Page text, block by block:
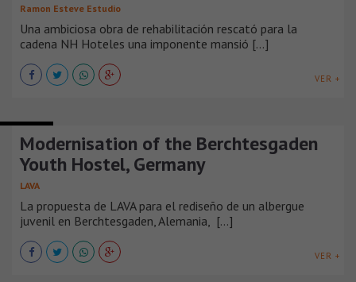
Ramon Esteve Estudio
Una ambiciosa obra de rehabilitación rescató para la
cadena NH Hoteles una imponente mansió [...]
VER +
Modernisation of the Berchtesgaden
Youth Hostel, Germany
LAVA
La propuesta de LAVA para el rediseño de un albergue
juvenil en Berchtesgaden, Alemania, [...]
VER +